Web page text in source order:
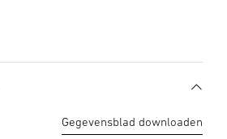
Gegevensblad downloaden